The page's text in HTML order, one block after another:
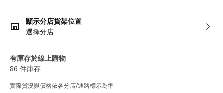
顯示分店貨架位置
選擇分店
有庫存於線上購物
86 件庫存
實際貨況與價格依各分店/通路標示為準